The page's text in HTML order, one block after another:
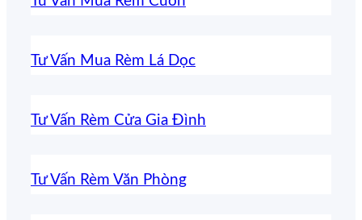
Tư Vấn Mua Rèm Lá Dọc
Tư Vấn Rèm Cửa Gia Đình
Tư Vấn Rèm Văn Phòng